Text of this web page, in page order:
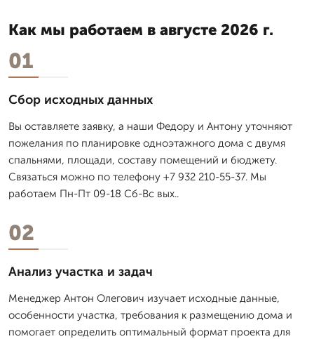
Как мы работаем в августе 2026 г.
01
Сбор исходных данных
Вы оставляете заявку, а наши Федору и Антону уточняют
пожелания по планировке одноэтажного дома с двумя
спальнями, площади, составу помещений и бюджету.
Связаться можно по телефону +7 932 210-55-37. Мы
работаем Пн-Пт 09-18 Сб-Вс вых..
02
Анализ участка и задач
Менеджер Антон Олегович изучает исходные данные,
особенности участка, требования к размещению дома и
помогает определить оптимальный формат проекта для